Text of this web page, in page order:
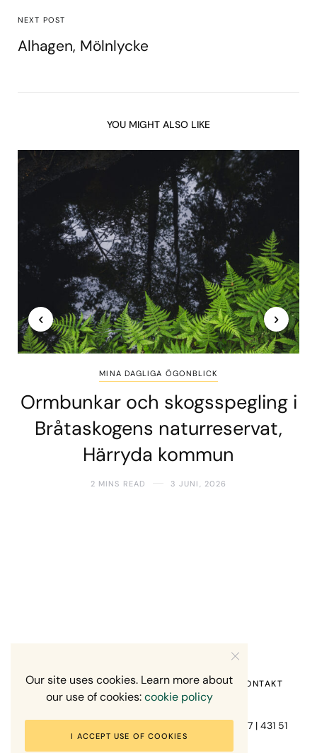
NEXT POST
Alhagen, Mölnlycke
YOU MIGHT ALSO LIKE
MINA DAGLIGA ÖGONBLICK
Ormbunkar och skogsspegling i
Bråtaskogens naturreservat,
Härryda kommun
2 MINS READ 3 JUNI, 2026
Fotograf Mikael Svensson | Gundefjällsgatan 407 | 431 51
Mölndal | +46-70-7671863
HEM OM MIG RECENSION OM MIG KONTAKT
Our site uses cookies. Learn more about
our use of cookies:cookie policy
I ACCEPT USE OF COOKIES